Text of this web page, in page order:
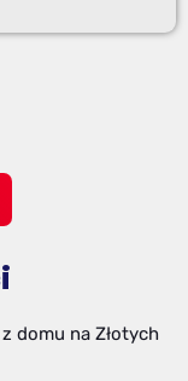
domu na Złotych